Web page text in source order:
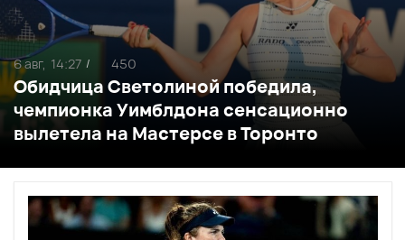
Обидчица Светолиной победила,
чемпионка Уимблдона сенсационно
вылетела на Мастерсе в Торонто
6 авг, 14:27 / 450